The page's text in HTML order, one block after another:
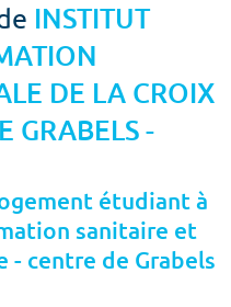
max
max
m²
INSTITUT
DE LA CROIX
GRABELS -
étudiant à
sanitaire et
- centre de Grabels